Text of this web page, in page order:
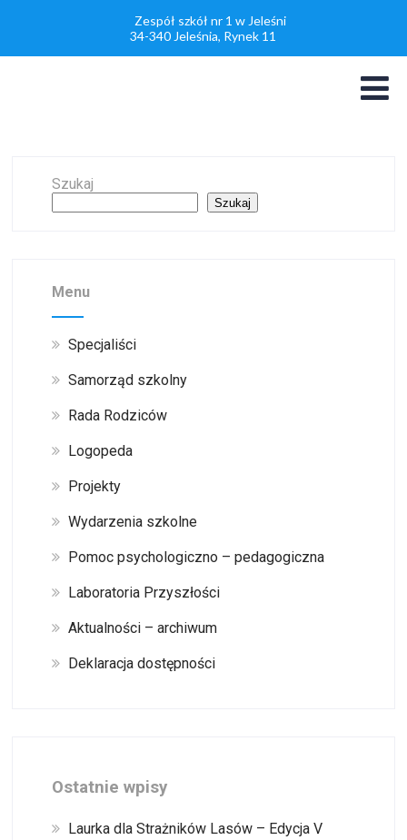
Zespół szkół nr 1 w Jeleśni
34-340 Jeleśnia, Rynek 11
Szukaj
Szukaj
Menu
Specjaliści
Samorząd szkolny
Rada Rodziców
Logopeda
Projekty
Wydarzenia szkolne
Pomoc psychologiczno – pedagogiczna
Laboratoria Przyszłości
Aktualności – archiwum
Deklaracja dostępności
Ostatnie wpisy
Laurka dla Strażników Lasów – Edycja V